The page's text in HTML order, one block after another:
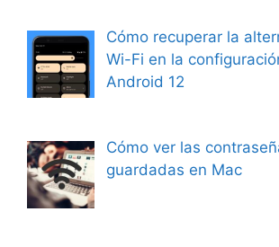
Cómo recuperar la
Wi-Fi en la
Android 12
Cómo ver las
guardadas en Mac